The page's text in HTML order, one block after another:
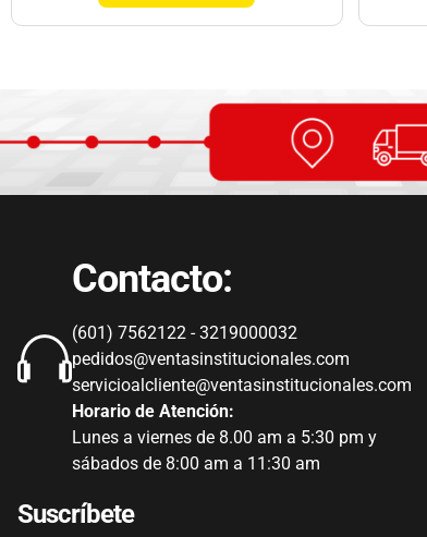
Contacto:
(601) 7562122 - 3219000032
pedidos@ventasinstitucionales.com
servicioalcliente@ventasinstitucionales.com
Horario de Atención:
Lunes a viernes de 8.00 am a 5:30 pm y
sábados de 8:00 am a 11:30 am
Suscríbete